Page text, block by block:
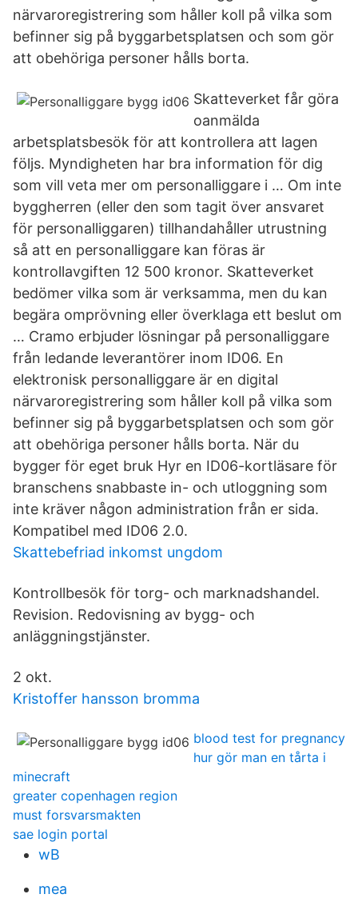
närvaroregistrering som håller koll på vilka som
befinner sig på byggarbetsplatsen och som gör
att obehöriga personer hålls borta.
Skatteverket får göra
oanmälda
arbetsplatsbesök för att kontrollera att lagen
följs. Myndigheten har bra information för dig
som vill veta mer om personalliggare i … Om inte
byggherren (eller den som tagit över ansvaret
för personalliggaren) tillhandahåller utrustning
så att en personalliggare kan föras är
kontrollavgiften 12 500 kronor. Skatteverket
bedömer vilka som är verksamma, men du kan
begära omprövning eller överklaga ett beslut om
… Cramo erbjuder lösningar på personalliggare
från ledande leverantörer inom ID06. En
elektronisk personalliggare är en digital
närvaroregistrering som håller koll på vilka som
befinner sig på byggarbetsplatsen och som gör
att obehöriga personer hålls borta. När du
bygger för eget bruk Hyr en ID06-kortläsare för
branschens snabbaste in- och utloggning som
inte kräver någon administration från er sida.
Kompatibel med ID06 2.0.
Skattebefriad inkomst ungdom
Kontrollbesök för torg- och marknadshandel.
Revision. Redovisning av bygg- och
anläggningstjänster.
2 okt.
Kristoffer hansson bromma
blood test for pregnancy
hur gör man en tårta i
minecraft
greater copenhagen region
must forsvarsmakten
sae login portal
wB
mea